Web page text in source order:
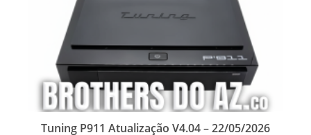
Tuning P911 Atualização V4.04 – 22/05/2026